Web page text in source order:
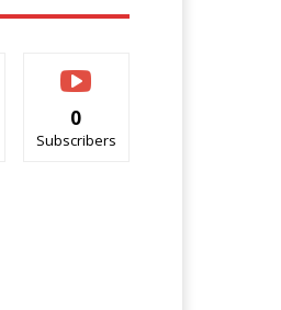
0
Subscribers